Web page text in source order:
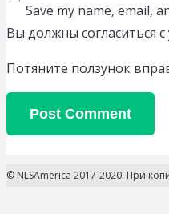
Save my name, email,
Вы должны согласиться
Потяните ползунок
Post Comment
© NLSAmerica 2017-2020. При